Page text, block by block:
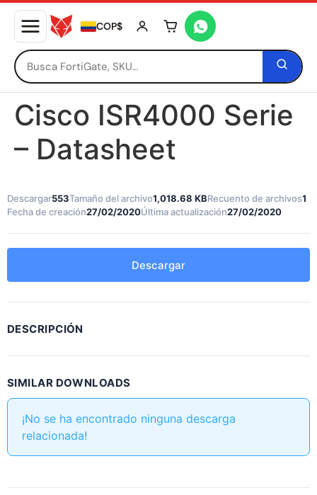
COP$ Tu carrito está vacío
Cisco ISR4000 Serie
– Datasheet
Descargar553Tamaño del archivo1,018.68 KBRecuento de archivos1
Fecha de creación27/02/2020Última actualización27/02/2020
Descargar
DESCRIPCIÓN
SIMILAR DOWNLOADS
¡No se ha encontrado ninguna descarga
relacionada!